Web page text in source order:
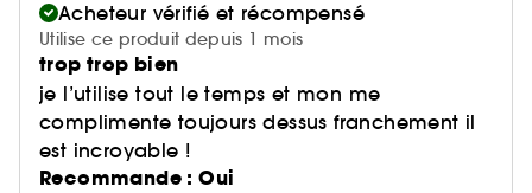
Acheteur vérifié et récompensé
Utilise ce produit depuis 1 mois
trop trop bien
je l’utilise tout le temps et mon me
complimente toujours dessus franchement il
est incroyable !
Recommande : Oui